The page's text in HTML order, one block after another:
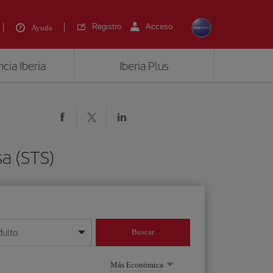
Ayuda Registro Acceso
Iberia Iberia Plus
(STS)
mes/año
Buscar
Más Económica